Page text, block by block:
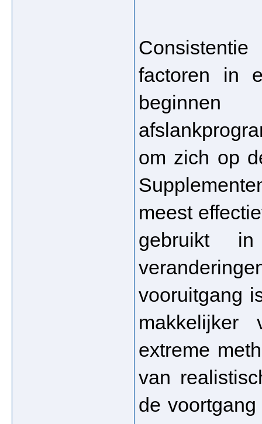
factoren in
om zich op
meest
gebruikt
vooruitgang
extreme
van
de